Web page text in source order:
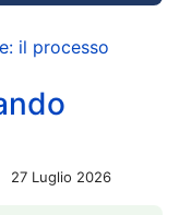
il processo
27 Luglio 2026